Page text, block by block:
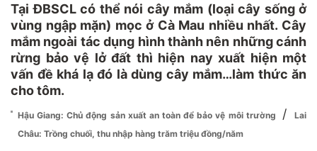
Tại ĐBSCL có thể nói cây mắm (loại cây sống ở
vùng ngập mặn) mọc ở Cà Mau nhiều nhất. Cây
mắm ngoài tác dụng hình thành nên những cánh
rừng bảo vệ lở đất thì hiện nay xuất hiện một
vấn đề khá lạ đó là dùng cây mắm…làm thức ăn
cho tôm.
Hậu Giang: Chủ động sản xuất an toàn để bảo vệ môi trường /
Lai
Châu: Trồng chuối, thu nhập hàng trăm triệu đồng/năm